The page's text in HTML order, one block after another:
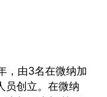
，由3名在微纳加
员创立。在微纳